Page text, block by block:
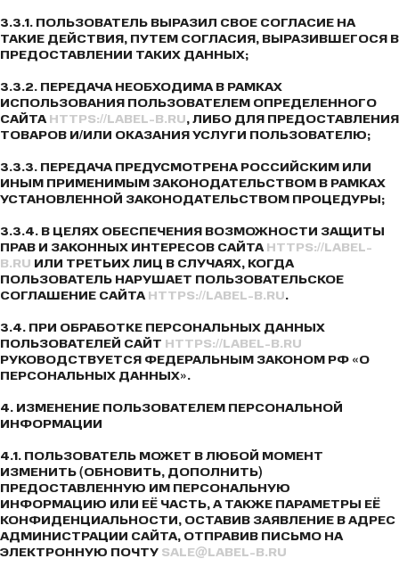
3.3.1. ПОЛЬЗОВАТЕЛЬ ВЫРАЗИЛ СВОЕ СОГЛАСИЕ НА
ТАКИЕ ДЕЙСТВИЯ, ПУТЕМ СОГЛАСИЯ, ВЫРАЗИВШЕГОСЯ В
ПРЕДОСТАВЛЕНИИ ТАКИХ ДАННЫХ;
3.3.2. ПЕРЕДАЧА НЕОБХОДИМА В РАМКАХ
ИСПОЛЬЗОВАНИЯ ПОЛЬЗОВАТЕЛЕМ ОПРЕДЕЛЕННОГО
САЙТАHTTPS://LABEL-B.RU, ЛИБО ДЛЯ ПРЕДОСТАВЛЕНИЯ
ТОВАРОВ И/ИЛИ ОКАЗАНИЯ УСЛУГИ ПОЛЬЗОВАТЕЛЮ;
3.3.3. ПЕРЕДАЧА ПРЕДУСМОТРЕНА РОССИЙСКИМ ИЛИ
ИНЫМ ПРИМЕНИМЫМ ЗАКОНОДАТЕЛЬСТВОМ В РАМКАХ
УСТАНОВЛЕННОЙ ЗАКОНОДАТЕЛЬСТВОМ ПРОЦЕДУРЫ;
3.3.4. В ЦЕЛЯХ ОБЕСПЕЧЕНИЯ ВОЗМОЖНОСТИ ЗАЩИТЫ
ПРАВ И ЗАКОННЫХ ИНТЕРЕСОВ САЙТАHTTPS://LABEL-
B.RU ИЛИ ТРЕТЬИХ ЛИЦ В СЛУЧАЯХ, КОГДА
ПОЛЬЗОВАТЕЛЬ НАРУШАЕТ ПОЛЬЗОВАТЕЛЬСКОЕ
СОГЛАШЕНИЕ САЙТАHTTPS://LABEL-B.RU.
3.4. ПРИ ОБРАБОТКЕ ПЕРСОНАЛЬНЫХ ДАННЫХ
ПОЛЬЗОВАТЕЛЕЙ САЙТ HTTPS://LABEL-B.RU
РУКОВОДСТВУЕТСЯ ФЕДЕРАЛЬНЫМ ЗАКОНОМ РФ «О
ПЕРСОНАЛЬНЫХ ДАННЫХ».
4. ИЗМЕНЕНИЕ ПОЛЬЗОВАТЕЛЕМ ПЕРСОНАЛЬНОЙ
ИНФОРМАЦИИ
4.1. ПОЛЬЗОВАТЕЛЬ МОЖЕТ В ЛЮБОЙ МОМЕНТ
ИЗМЕНИТЬ (ОБНОВИТЬ, ДОПОЛНИТЬ)
ПРЕДОСТАВЛЕННУЮ ИМ ПЕРСОНАЛЬНУЮ
ИНФОРМАЦИЮ ИЛИ ЕЁ ЧАСТЬ, А ТАКЖЕ ПАРАМЕТРЫ ЕЁ
КОНФИДЕНЦИАЛЬНОСТИ, ОСТАВИВ ЗАЯВЛЕНИЕ В АДРЕС
АДМИНИСТРАЦИИ САЙТА, ОТПРАВИВ ПИСЬМО НА
ЭЛЕКТРОННУЮ ПОЧТУ SALE@LABEL-B.RU